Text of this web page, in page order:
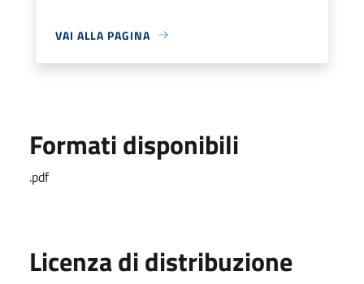
VAI ALLA PAGINA
Formati disponibili
.pdf
Licenza di distribuzione